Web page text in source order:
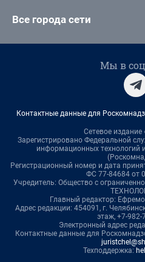
Все города сети
Мы в
Контактные данные для
Сетевое издание
Зарегистрировано Федеральной
информационных технологий
Регистрационный номер и дата
ФС 77-84684 от
Учредитель: Общество с
Главный редактор:
Адрес редакции: 454091, г.
этаж, +7-982-
Электронный адрес
Контактные данные для
Техподдержка: